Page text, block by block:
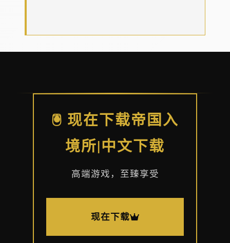
🖲️ 现在下载帝国入
境所|中文下载
高端游戏，至臻享受
现在下载